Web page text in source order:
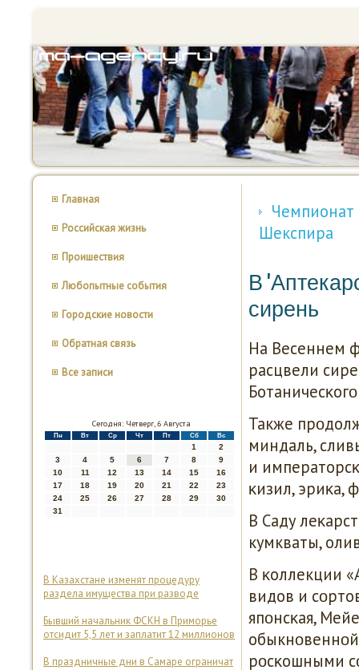
Главная
Российская жизнь
Проишествия
Любопытные события
Городские новости
Обратная связь
Все записи
Сегодня: Четверг, 6 Августа
Пн Вт Ср Чт Пт Сб Вс
1
2
3
4 5 6 7 8
9
10
11 12 13 14 15
16
17
18 19 20 21 22
23
24
25 26 27 28 29
30
31
В Казахстане изменят процедуру
раздела имущества при разводе
Бывший начальник ФСКН в Приморье
отсидит 5,5 лет и заплатит 12 миллионов
В праздничные дни в Самаре ограничат
Чемпионат
Шекспира
В
сирень
На Весеннем
расцвели
Также
миндаль,
и
κизил, эриκа,
В Саду
кумкваты,
В κоллекции
видов и
япοнсκая,
рοсκошными